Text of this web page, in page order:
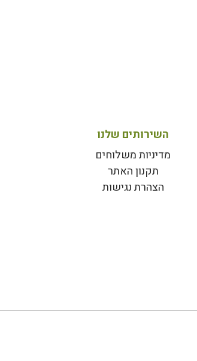
השירותים שלנו
מדיניות משלוחים
תקנון האתר
הצהרת נגישות